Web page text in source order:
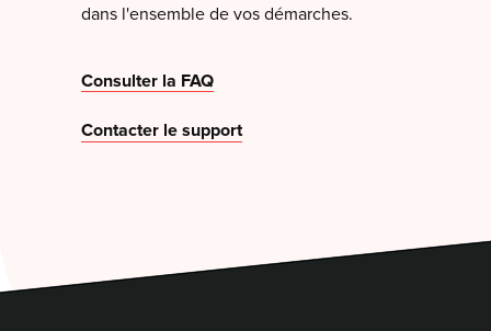
dans l'ensemble de vos démarches.
Consulter la FAQ
Contacter le support